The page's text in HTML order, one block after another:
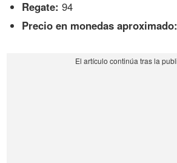
Regate: 94
Precio en monedas aproximado: